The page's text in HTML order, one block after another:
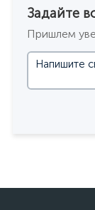
Задайте
Пришлем